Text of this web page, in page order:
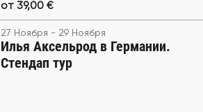
от 39,00 €
27 Ноября - 29 Ноября
Илья Аксельрод в Германии.
Стендап тур